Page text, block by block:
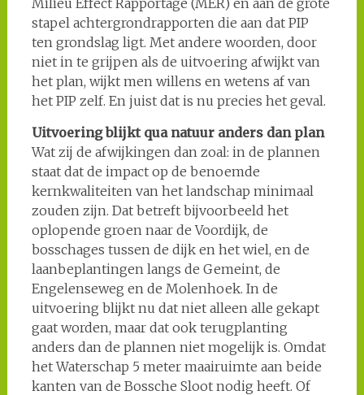
stapel achtergrondrapporten die aan dat PIP
ten grondslag ligt. Met andere woorden, door
niet in te grijpen als de uitvoering afwijkt van
het plan, wijkt men willens en wetens af van
het PIP zelf. En juist dat is nu precies het geval.
Uitvoering blijkt qua natuur anders dan plan
Wat zij de afwijkingen dan zoal: in de plannen
staat dat de impact op de benoemde
kernkwaliteiten van het landschap minimaal
zouden zijn. Dat betreft bijvoorbeeld het
oplopende groen naar de Voordijk, de
bosschages tussen de dijk en het wiel, en de
laanbeplantingen langs de Gemeint, de
Engelenseweg en de Molenhoek. In de
uitvoering blijkt nu dat niet alleen alle gekapt
gaat worden, maar dat ook terugplanting
anders dan de plannen niet mogelijk is. Omdat
het Waterschap 5 meter maairuimte aan beide
kanten van de Bossche Sloot nodig heeft. Of